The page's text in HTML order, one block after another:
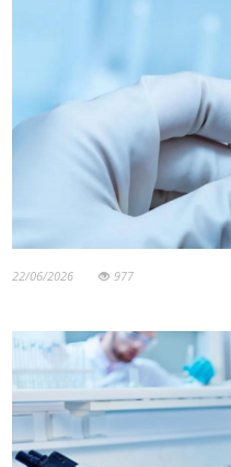
22/06/2026 977